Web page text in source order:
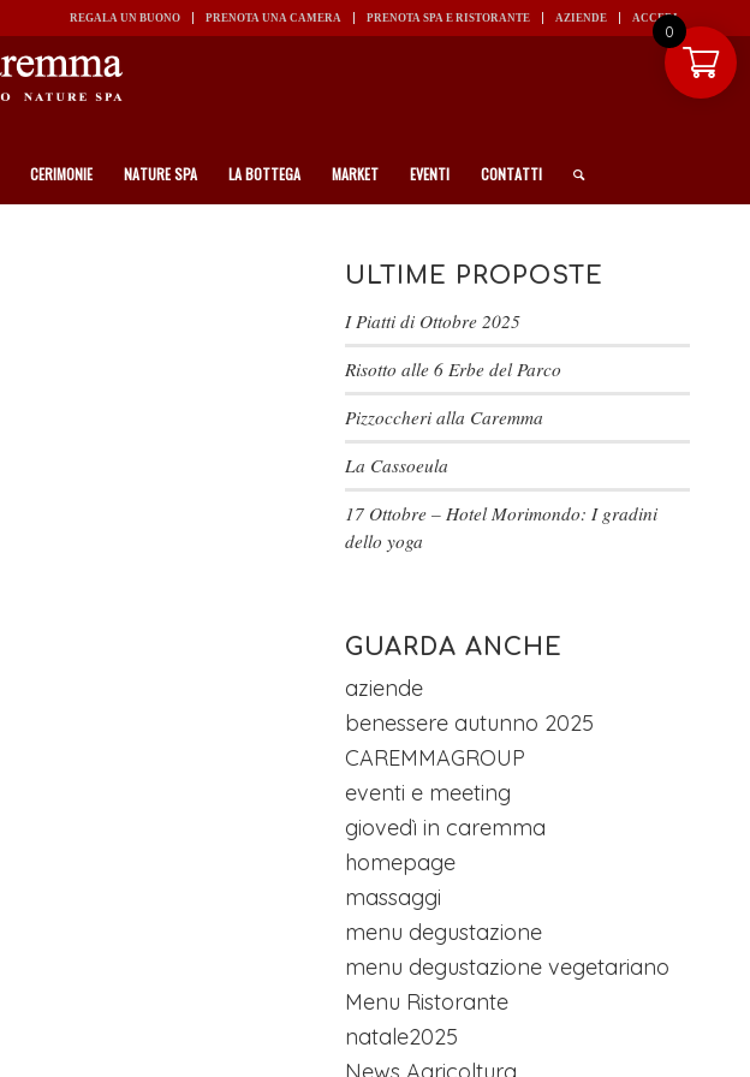
0
REGALA UN BUONO PRENOTA UNA CAMERA PRENOTA SPA E RISTORANTE AZIENDE ACCEDI
CERIMONIE NATURE SPA LA BOTTEGA MARKET EVENTI CONTATTI
ULTIME PROPOSTE
I Piatti di Ottobre 2025
Risotto alle 6 Erbe del Parco
Pizzoccheri alla Caremma
La Cassoeula
17 Ottobre – Hotel Morimondo: I gradini
dello yoga
GUARDA ANCHE
aziende
benessere autunno 2025
CAREMMAGROUP
eventi e meeting
giovedì in caremma
homepage
massaggi
menu degustazione
menu degustazione vegetariano
Menu Ristorante
natale2025